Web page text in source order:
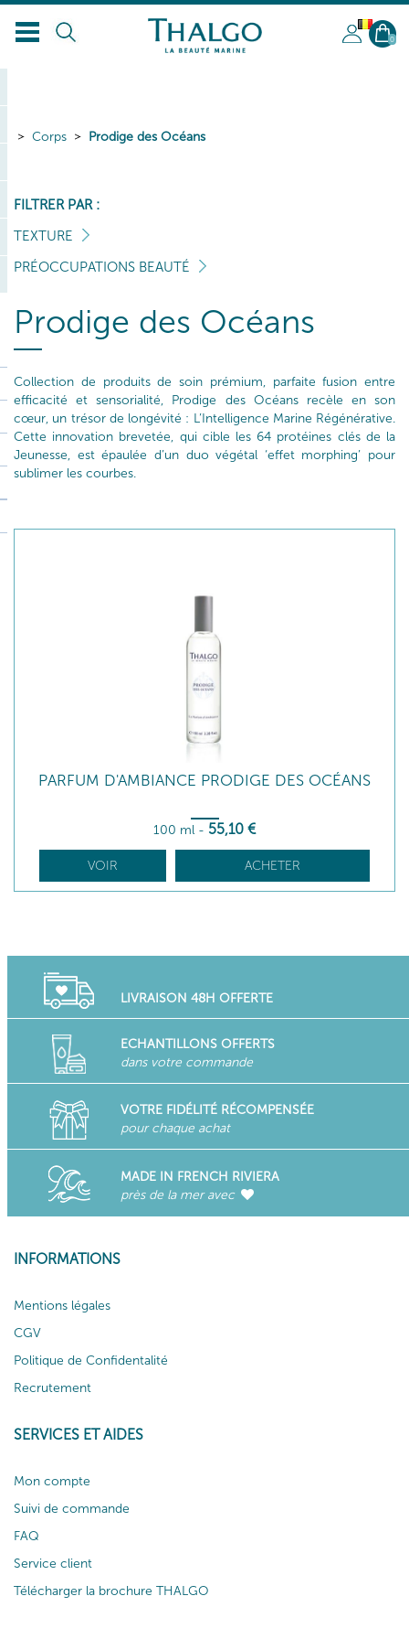
BL
0
Corps Prodige des Océans
FILTRER PAR :
TEXTURE
PRÉOCCUPATIONS BEAUTÉ
Prodige des Océans
Collection de produits de soin prémium, parfaite fusion entre
efficacité et sensorialité, Prodige des Océans recèle en son
cœur, un trésor de longévité : L’Intelligence Marine Régénérative.
Cette innovation brevetée, qui cible les 64 protéines clés de la
Jeunesse, est épaulée d’un duo végétal ‘effet morphing’ pour
sublimer les courbes.
PARFUM D'AMBIANCE PRODIGE DES OCÉANS
100 ml - 55,10 €
VOIR ACHETER
LIVRAISON 48H OFFERTE
ECHANTILLONS OFFERTS
dans votre commande
VOTRE FIDÉLITÉ RÉCOMPENSÉE
pour chaque achat
MADE IN FRENCH RIVIERA
près de la mer avec
INFORMATIONS
Mentions légales
CGV
Politique de Confidentalité
Recrutement
SERVICES ET AIDES
Mon compte
Suivi de commande
FAQ
Service client
Télécharger la brochure THALGO